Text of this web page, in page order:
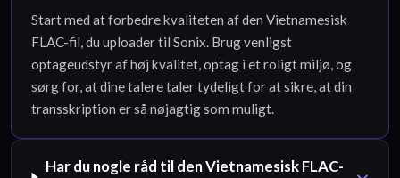
Start med at forbedre kvaliteten af den Vietnamesisk
FLAC-fil, du uploader til Sonix. Brug venligst
optageudstyr af høj kvalitet, optag i et roligt miljø, og
sørg for, at dine talere taler tydeligt for at sikre, at din
transskription er så nøjagtig som muligt.
Har du nogle råd til den Vietnamesisk FLAC-